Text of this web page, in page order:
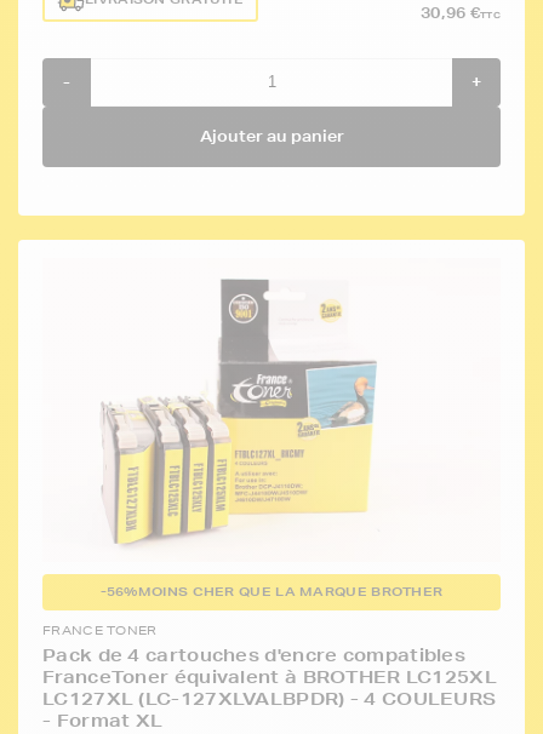
30,96 €TTC
- +
Ajouter au panier
-56%MOINS CHER QUE LA MARQUE BROTHER
FRANCE TONER
Pack de 4 cartouches d'encre compatibles
FranceToner équivalent à BROTHER LC125XL
LC127XL (LC-127XLVALBPDR) - 4 COULEURS
- Format XL